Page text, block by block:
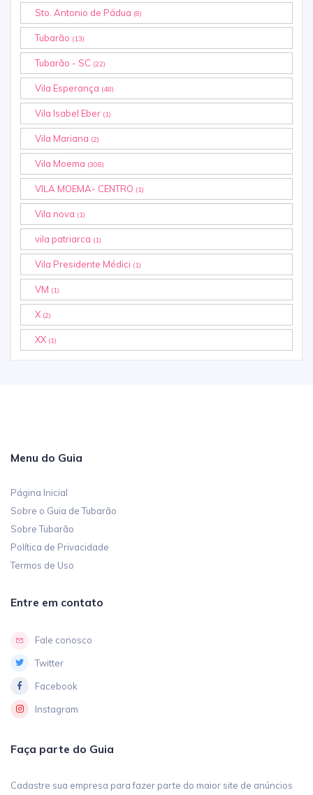
Sto. Antonio de Pádua (8)
Tubarão (13)
Tubarão - SC (22)
Vila Esperança (48)
Vila Isabel Eber (1)
Vila Mariana (2)
Vila Moema (308)
VILA MOEMA- CENTRO (1)
Vila nova (1)
vila patriarca (1)
Vila Presidente Médici (1)
VM (1)
X (2)
XX (1)
Menu do Guia
Página Inicial
Sobre o Guia de Tubarão
Sobre Tubarão
Política de Privacidade
Termos de Uso
Entre em contato
Fale conosco
Twitter
Facebook
Instagram
Faça parte do Guia
Cadastre sua empresa para fazer parte do maior site de anúncios